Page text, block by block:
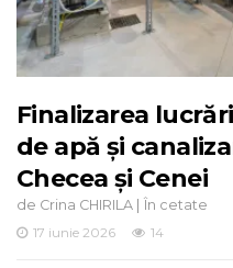
Finalizarea
de apă și
Checea și Cenei
de Crina CHIRILA | În cetate
17 iunie 2026
14